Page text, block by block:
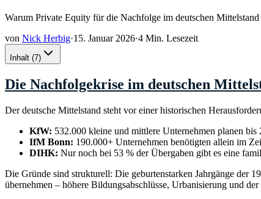
Warum Private Equity für die Nachfolge im deutschen
von Nick Herbig·15. Januar 2026·4 Min. Lesezeit
Inhalt (7)
Die Nachfolgekrise im deutschen
Der deutsche Mittelstand steht vor einer historischen
KfW: 532.000 kleine und mittlere Unternehmen planen
IfM Bonn: 190.000+ Unternehmen benötigten allein im
DIHK: Nur noch bei 53 % der Übergaben gibt es eine
Die Gründe sind strukturell: Die geburtenstarken Jahrgänge der
übernehmen – höhere Bildungsabschlüsse, Urbanisierung und